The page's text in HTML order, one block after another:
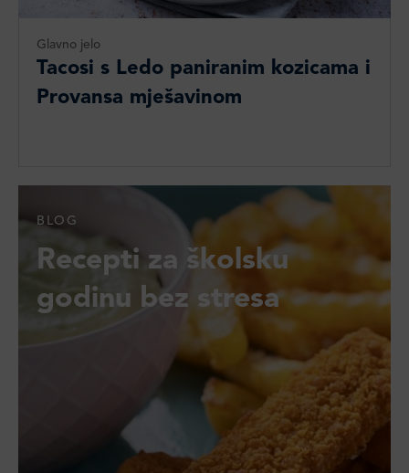
Glavno jelo
Tacosi s Ledo paniranim kozicama i
Provansa mješavinom
BLOG
Recepti za školsku
godinu bez stresa